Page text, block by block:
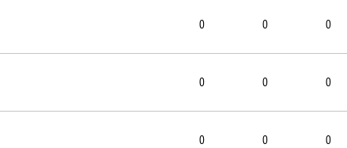
0 0 0
0 0 0
0 0 0